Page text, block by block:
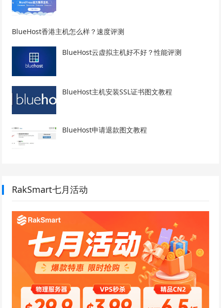
BlueHost香港主机怎么样？速度评测
BlueHost云虚拟主机好不好？性能评测
BlueHost主机安装SSL证书图文教程
BlueHost申请退款图文教程
RakSmart七月活动